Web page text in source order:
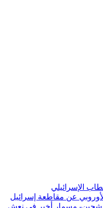
الإسرائيلي
عن مقاطعة إسرائيل
مسمار أخير في نعش